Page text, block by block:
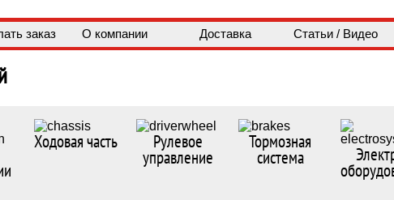
заказ О компании Доставка Статьи / Видео
Ходовая часть Рулевое
управление
Тормозная
система